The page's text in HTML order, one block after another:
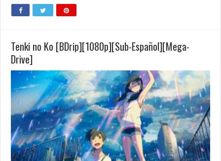
Tenki no Ko [BDrip][1080p][Sub-Español][Mega-
Drive]